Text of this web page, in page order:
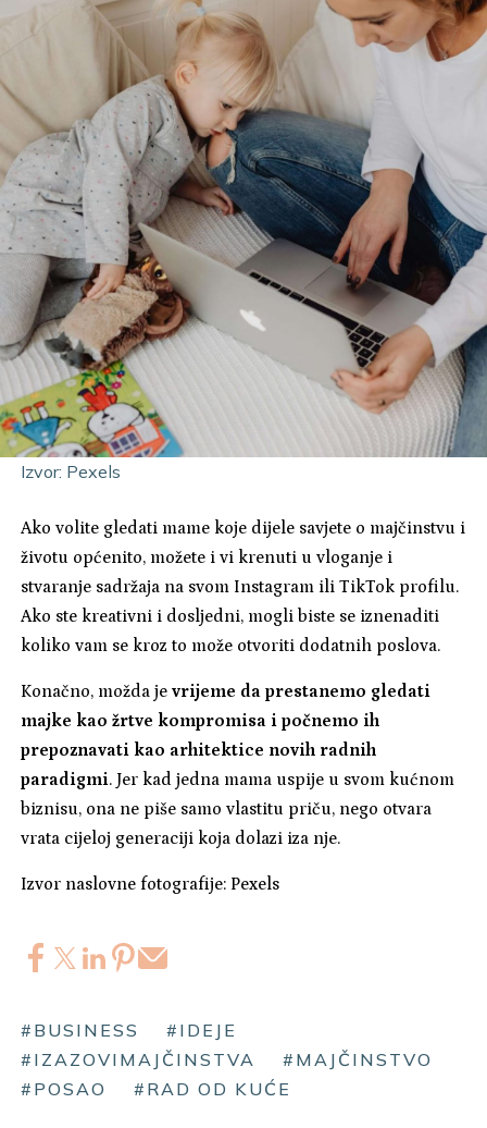
Izvor: Pexels
Ako volite gledati mame koje dijele savjete o majčinstvu i
životu općenito, možete i vi krenuti u vloganje i
stvaranje sadržaja na svom Instagram ili TikTok profilu.
Ako ste kreativni i dosljedni, mogli biste se iznenaditi
koliko vam se kroz to može otvoriti dodatnih poslova.
Konačno, možda jevrijeme da prestanemo gledati
majke kao žrtve kompromisa i počnemo ih
prepoznavati kao arhitektice novih radnih
paradigmi. Jer kad jedna mama uspije u svom kućnom
biznisu, ona ne piše samo vlastitu priču, nego otvara
vrata cijeloj generaciji koja dolazi iza nje.
Izvor naslovne fotografije: Pexels
#BUSINESS
#IDEJE
#IZAZOVIMAJČINSTVA
#MAJČINSTVO
#POSAO
#RAD OD KUĆE